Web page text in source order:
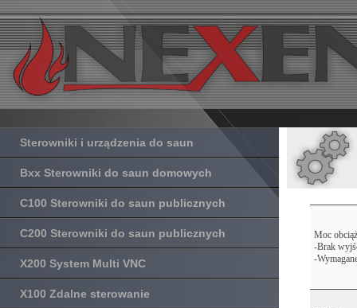
Sterowniki i urządzenia do saun
Bxx Sterowniki do saun domowych
C100 Sterowniki do saun publicznych
C200 Sterowniki do saun publicznych
X200 System Multi VNC
X100 Zdalne sterowanie
Moc
-Brak
-